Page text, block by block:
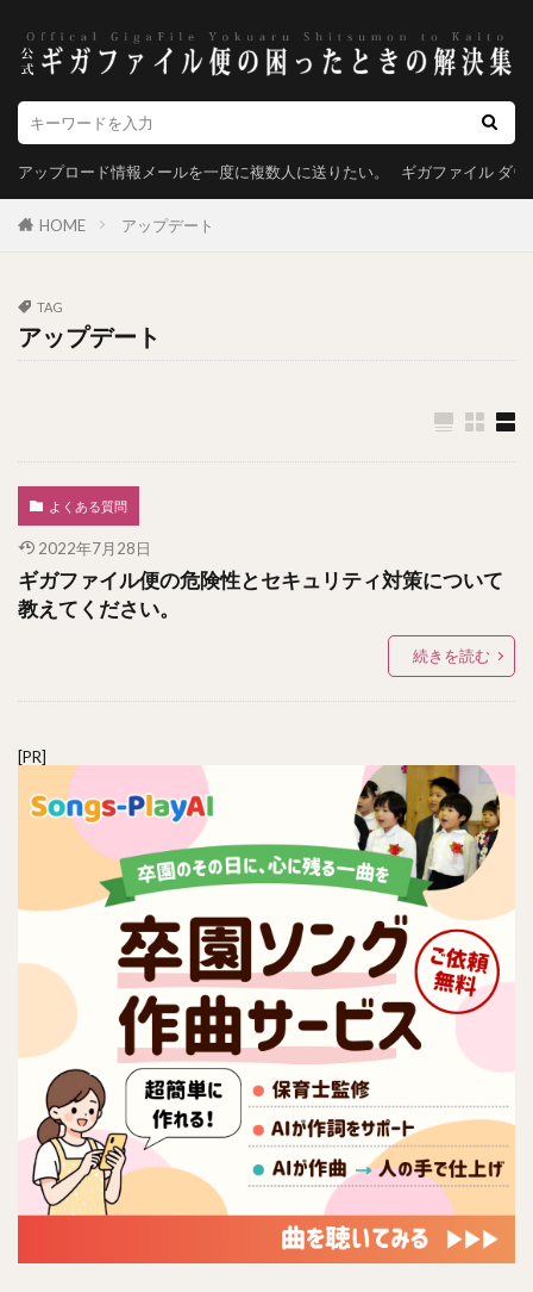
アップロード情報メールを一度に複数人に送りたい。 ギガファイル ダ
HOME アップデート
TAG
アップデート
よくある質問
2022年7月28日
ギガファイル便の危険性とセキュリティ対策について
教えてください。
続きを読む
[PR]